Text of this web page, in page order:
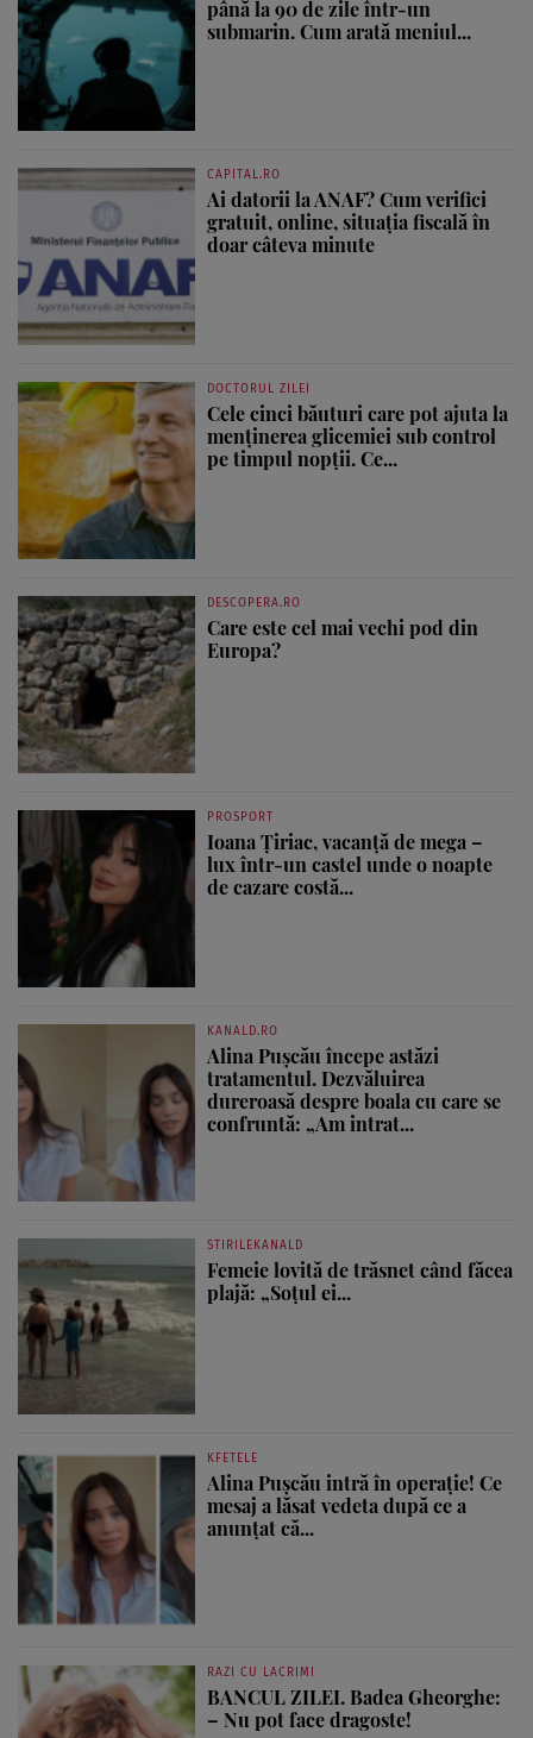
până la 90 de zile într-un
submarin. Cum arată meniul...
CAPITAL.RO
Ai datorii la ANAF? Cum verifici
gratuit, online, situația fiscală în
doar câteva minute
DOCTORUL ZILEI
Cele cinci băuturi care pot ajuta la
menținerea glicemiei sub control
pe timpul nopții. Ce...
DESCOPERA.RO
Care este cel mai vechi pod din
Europa?
PROSPORT
Ioana Țiriac, vacanță de mega –
lux într-un castel unde o noapte
de cazare costă...
KANALD.RO
Alina Pușcău începe astăzi
tratamentul. Dezvăluirea
dureroasă despre boala cu care se
confruntă: „Am intrat...
STIRILEKANALD
Femeie lovită de trăsnet când făcea
plajă: „Soțul ei...
KFETELE
Alina Pușcău intră în operație! Ce
mesaj a lăsat vedeta după ce a
anunțat că...
RAZI CU LACRIMI
BANCUL ZILEI. Badea Gheorghe:
– Nu pot face dragoste!